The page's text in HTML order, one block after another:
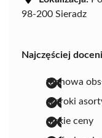
98-200 Sieradz
Najczęściej
fachowa
szeroki
niskie ceny